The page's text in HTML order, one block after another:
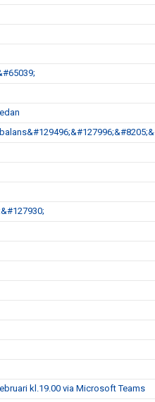
kl.19.00 via Microsoft Teams